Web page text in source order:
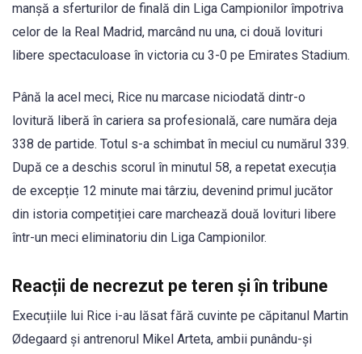
manșă a sferturilor de finală din Liga Campionilor împotriva
celor de la Real Madrid, marcând nu una, ci două lovituri
libere spectaculoase în victoria cu 3-0 pe Emirates Stadium.
Până la acel meci, Rice nu marcase niciodată dintr-o
lovitură liberă în cariera sa profesională, care număra deja
338 de partide. Totul s-a schimbat în meciul cu numărul 339.
După ce a deschis scorul în minutul 58, a repetat execuția
de excepție 12 minute mai târziu, devenind primul jucător
din istoria competiției care marchează două lovituri libere
într-un meci eliminatoriu din Liga Campionilor.
Reacții de necrezut pe teren și în tribune
Execuțiile lui Rice i-au lăsat fără cuvinte pe căpitanul Martin
Ødegaard și antrenorul Mikel Arteta, ambii punându-și